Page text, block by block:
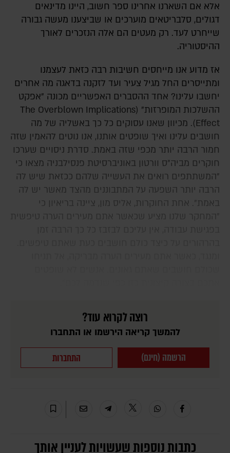
אלא אם השארנו אחרינו ספר חשוב, היינו מדינאים
דגולים, סלבריטאים מוערכים או שביצענו מעשה גבורה
שייחרט לעד. רק מעטים הם אלה הנזכרים לאורך
ההיסטוריה.
אז מדוע אנו מייחסים חשיבות רבה כזאת לעצמנו
ומתייסרים החל מגיל צעיר ועד לזקנה בדאגה מה אחרים
יחשבו עלינו? אחד ההסברים האפשריים מכונה "אפקט
ההשלכות המופרזות" (The Overblown Implications
Effect). מכיוון שאנו עסוקים כל כך באשליה של מה
חושבים עלינו ואיך שופטים אותנו, אנו נוטים להאמין שזה
חמור הרבה יותר מכפי שזה באמת. סדרת ניסויים שערכו
חוקרים מביה"ס וורטון באוניברסיטת פנסילבניה מצאו כי
"המשתתפים רואים את העשייה שלהם ככזאת שיש לה
הרבה יותר השפעה על המתבוננים מהצד מאשר יש לה
באמת". אחת החוקרות, אליס מון, ציינה בריאיון כי
רוצה לקרוא עוד?
להמשך קריאה הירשמו או התחברו
הרשמה (חינם) התחברות
כתבות נוספות שעשויות לעניין אותך